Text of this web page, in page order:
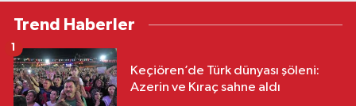
Trend Haberler
Keçiören’de Türk dünyası şöleni:
Azerin ve Kıraç sahne aldı